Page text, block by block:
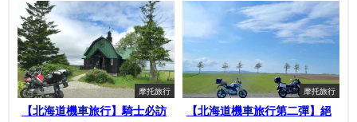
摩托旅行
【北海道機車旅行】騎士必訪
摩托旅行
【北海道機車旅行第二彈】絕